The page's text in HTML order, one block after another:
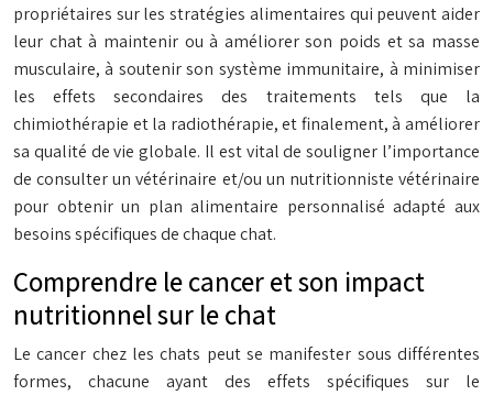
propriétaires sur les stratégies alimentaires qui peuvent aider
leur chat à maintenir ou à améliorer son poids et sa masse
musculaire, à soutenir son système immunitaire, à minimiser
les effets secondaires des traitements tels que la
chimiothérapie et la radiothérapie, et finalement, à améliorer
sa qualité de vie globale. Il est vital de souligner l’importance
de consulter un vétérinaire et/ou un nutritionniste vétérinaire
pour obtenir un plan alimentaire personnalisé adapté aux
besoins spécifiques de chaque chat.
Comprendre le cancer et son impact
nutritionnel sur le chat
Le cancer chez les chats peut se manifester sous différentes
formes, chacune ayant des effets spécifiques sur le